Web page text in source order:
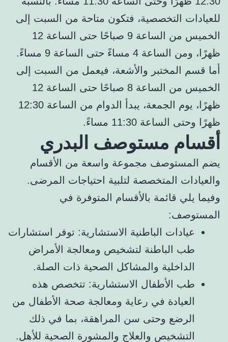
للعيادات التخصصية، فتكون متاحة من السبت إلى
الخميس من الساعة 9 صباحًا حتى الساعة 12
ظهرًا، ومن الساعة 4 مساءً حتى الساعة 9 مساءً.
أما قسم المختبر والأشعة، فيعمل من السبت إلى
الخميس من الساعة 8 صباحًا حتى الساعة 12
ظهرًا، يوم الجمعة، يبدأ الدوام من الساعة 12:30
ظهرًا وحتى الساعة 11:30 مساءً.
أقسام مستوصف البدري
يضم المستوصف مجموعة واسعة من الأقسام
والعيادات المتخصصة لتلبية احتياجات المرضى.
وفيما يلي قائمة بالأقسام المتوفرة في
المستوصف:
عيادات الباطنية الاستشارية: توفر استشارات
طب الباطنة لتشخيص ومعالجة الأمراض
الداخلية والمشاكل الصحية ذات الصلة.
طب الأطفال الاستشارية: تتخصص هذه
العيادة في رعاية ومعالجة صحة الأطفال من
الرضع وحتى سن المراهقة، بما في ذلك
التشخيص والعلاج والمشورة الصحية للأهل.